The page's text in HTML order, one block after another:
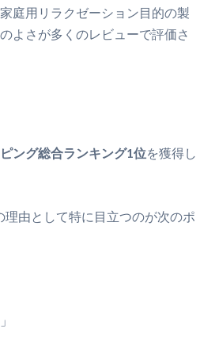
庭用リラクゼーション目的の製
よさが多くのレビューで評価さ
ング総合ランキング1位を獲得し
由として特に目立つのが次のポ